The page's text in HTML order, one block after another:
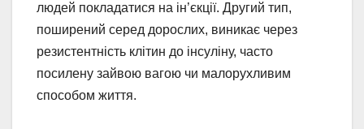
людей покладатися на ін’єкції. Другий тип,
поширений серед дорослих, виникає через
резистентність клітин до інсуліну, часто
посилену зайвою вагою чи малорухливим
способом життя.